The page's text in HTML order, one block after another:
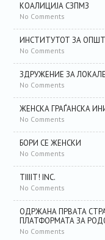
КОАЛИЦИЈА СЗПМЗ
No Comments
ИНСТИТУТОТ ЗА
No Comments
ЗДРУЖЕНИЕ ЗА
No Comments
ЖЕНСКА ГРАЃАНСКА
No Comments
БОРИ СЕ ЖЕНСКИ
No Comments
TIIIIT! INC.
No Comments
ОДРЖАНА ПРВАТА
ПЛАТФОРМАТА ЗА
No Comments